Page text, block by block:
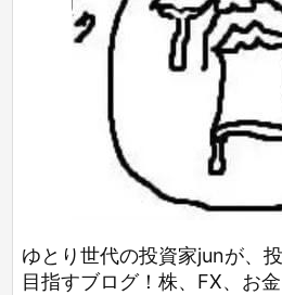
ゆとり世代の投資家junが、
目指すブログ！株、FX、お